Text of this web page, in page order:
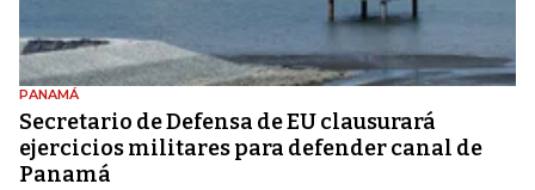
PANAMÁ
Secretario de Defensa de EU clausurará
ejercicios militares para defender canal de
Panamá